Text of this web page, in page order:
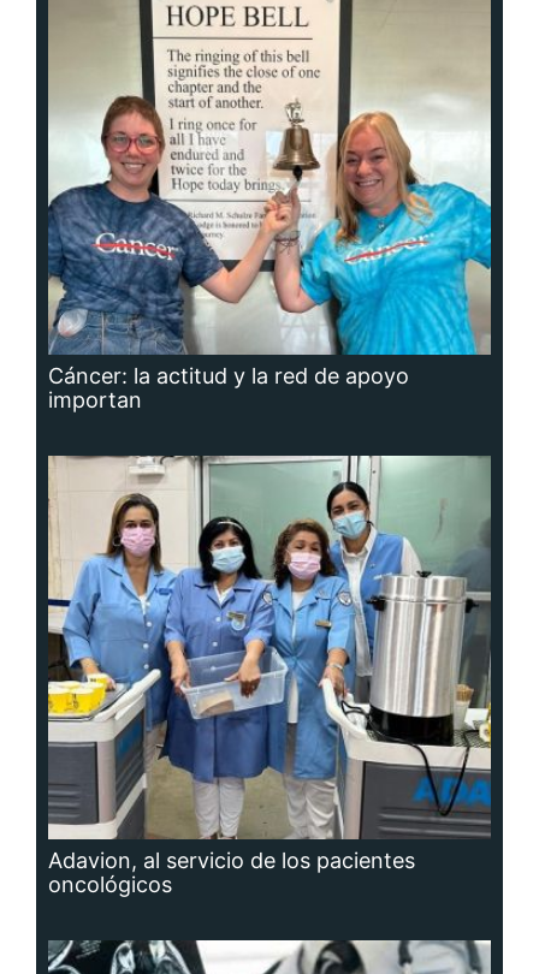
Cáncer: la actitud y la red de apoyo
importan
Adavion, al servicio de los pacientes
oncológicos